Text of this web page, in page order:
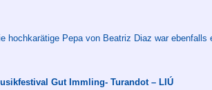
hochkarätige Pepa von Beatriz Diaz war
Gut Immling- Turandot – LIÚ